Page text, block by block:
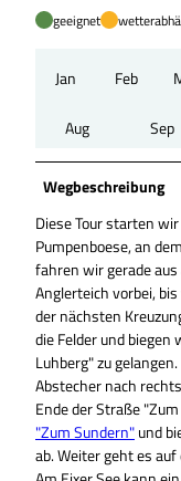
geeignet
Jan Feb
Aug Sep
Wegbeschreibung
Diese Tour starten
Pumpenboese, an
fahren wir gerade
Anglerteich vorbei,
der nächsten
die Felder und biegen
Luhberg" zu
Abstecher nach
Ende der Straße
"Zum Sundern"und
ab. Weiter geht es